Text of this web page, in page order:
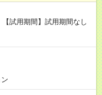
研修受講8日～10日（時給1500円） 【試用期間】試用期間なし